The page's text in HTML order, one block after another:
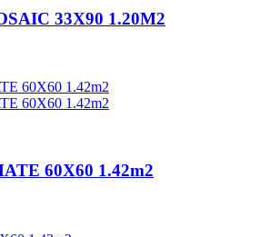
33X90 1.20M2
60X60 1.42m2